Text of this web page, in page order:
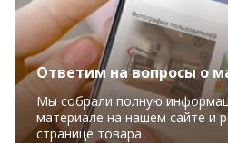
Ответим на вопросы о
Мы собрали полную
материале на нашем сайте и
странице товара